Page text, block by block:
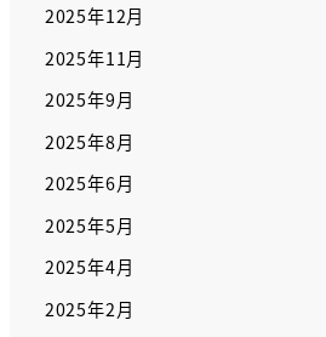
2025年12月
2025年11月
2025年9月
2025年8月
2025年6月
2025年5月
2025年4月
2025年2月